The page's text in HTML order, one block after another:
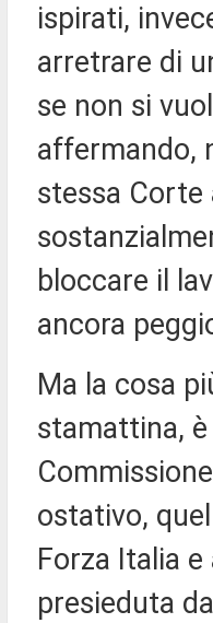
ispirati,
arretrare di
se non si
affermando,
stessa
bloccare il
ancora
Ma la cosa
stamattina,
ostativo,
Forza Italia
presieduta